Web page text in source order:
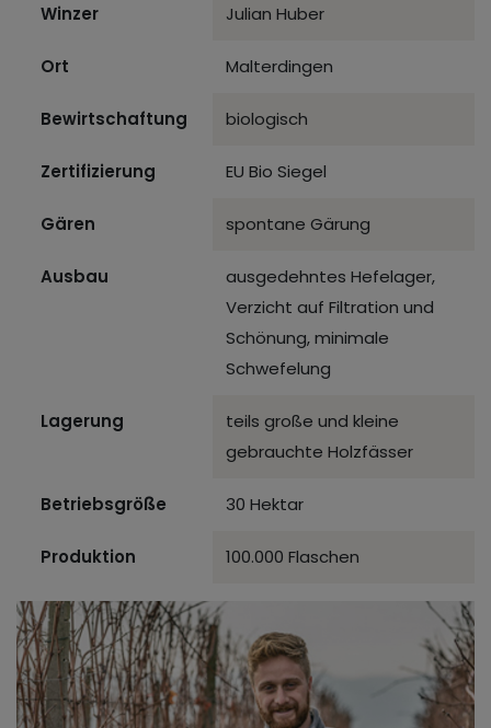
Winzer Julian Huber
Ort Malterdingen
Bewirtschaftung biologisch
Zertifizierung EU Bio Siegel
Gären spontane Gärung
Ausbau
ausgedehntes Hefelager,
Verzicht auf Filtration und
Schönung, minimale
Schwefelung
Lagerung
teils große und kleine
gebrauchte Holzfässer
Betriebsgröße 30 Hektar
Produktion 100.000 Flaschen